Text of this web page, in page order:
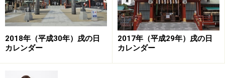
2018年（平成30年）戌の日
カレンダー
2017年（平成29年）戌の日
カレンダー